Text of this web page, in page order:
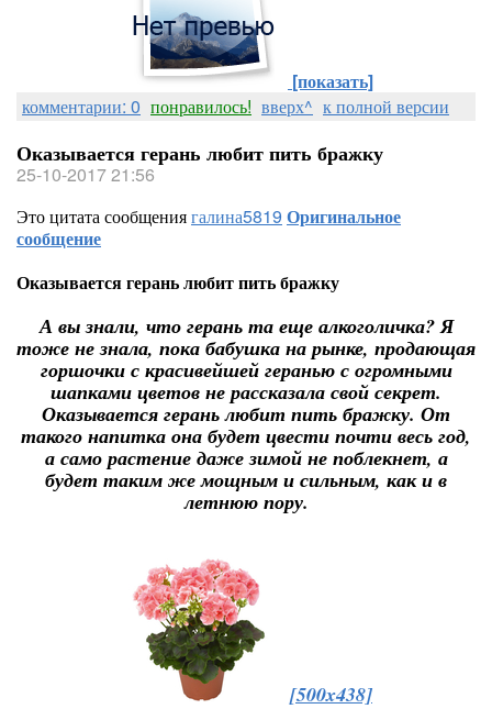
[показать]
комментарии: 0 понравилось! вверх^ к полной версии
Оказывается герань любит пить бражку
25-10-2017 21:56
Это цитата сообщениягалина5819 Оригинальное
сообщение
Оказывается герань любит пить бражку
А вы знали, что герань та еще алкоголичка? Я
тоже не знала, пока бабушка на рынке, продающая
горшочки с красивейшей геранью с огромными
шапками цветов не рассказала свой секрет.
Оказывается герань любит пить бражку. От
такого напитка она будет цвести почти весь год,
а само растение даже зимой не поблекнет, а
будет таким же мощным и сильным, как и в
летнюю пору.
[500x438]